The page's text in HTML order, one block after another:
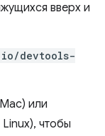
вверх и
devtools-
или
чтобы